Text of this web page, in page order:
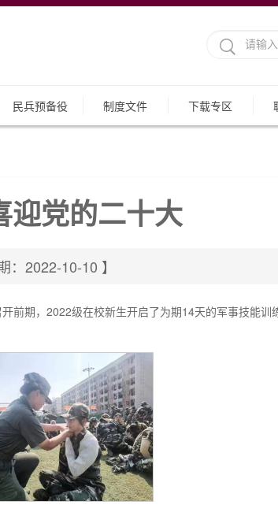
民兵预备役 制度文件 下载专区
迎党的二十大
：2022-10-10 】
前期，2022级在校新生开启了为期14天的军事技能训